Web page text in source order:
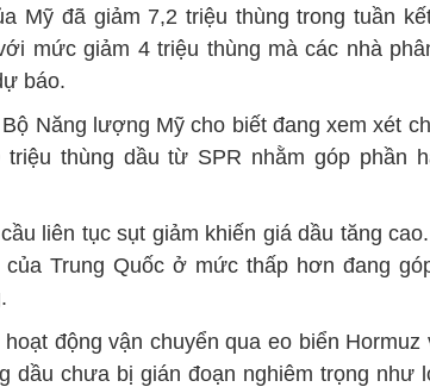
Mỹ đã giảm 7,2 triệu thùng trong tuần
mức giảm 4 triệu thùng mà các nhà
báo.
Năng lượng Mỹ cho biết đang xem xét
thùng dầu từ SPR nhằm góp phần
liên tục sụt giảm khiến giá dầu tăng
Trung Quốc ở mức thấp hơn đang
động vận chuyển qua eo biển Hormuz
dầu chưa bị gián đoạn nghiêm trọng như